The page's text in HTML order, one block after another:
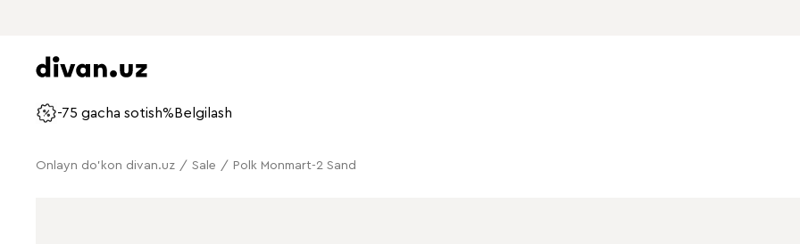
-75 gacha sotish% Belgilash
Onlayn do'kon divan.uz / Sale / Polk Monmart-2 Sand